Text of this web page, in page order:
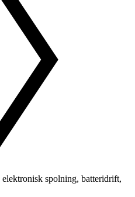
spolning, batteridrift,